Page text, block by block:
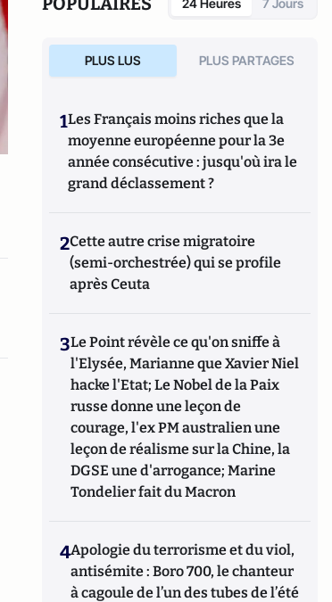
24 Heures 7 Jours
PLUS LUS PLUS PARTAGES
1Les Français moins riches que la
moyenne européenne pour la 3e
année consécutive : jusqu'où ira le
grand déclassement ?
2Cette autre crise migratoire
(semi-orchestrée) qui se profile
après Ceuta
3Le Point révèle ce qu'on sniffe à
l'Elysée, Marianne que Xavier Niel
hacke l'Etat; Le Nobel de la Paix
russe donne une leçon de
courage, l'ex PM australien une
leçon de réalisme sur la Chine, la
DGSE une d'arrogance; Marine
Tondelier fait du Macron
4Apologie du terrorisme et du viol,
antisémite : Boro 700, le chanteur
à cagoule de l’un des tubes de l’été